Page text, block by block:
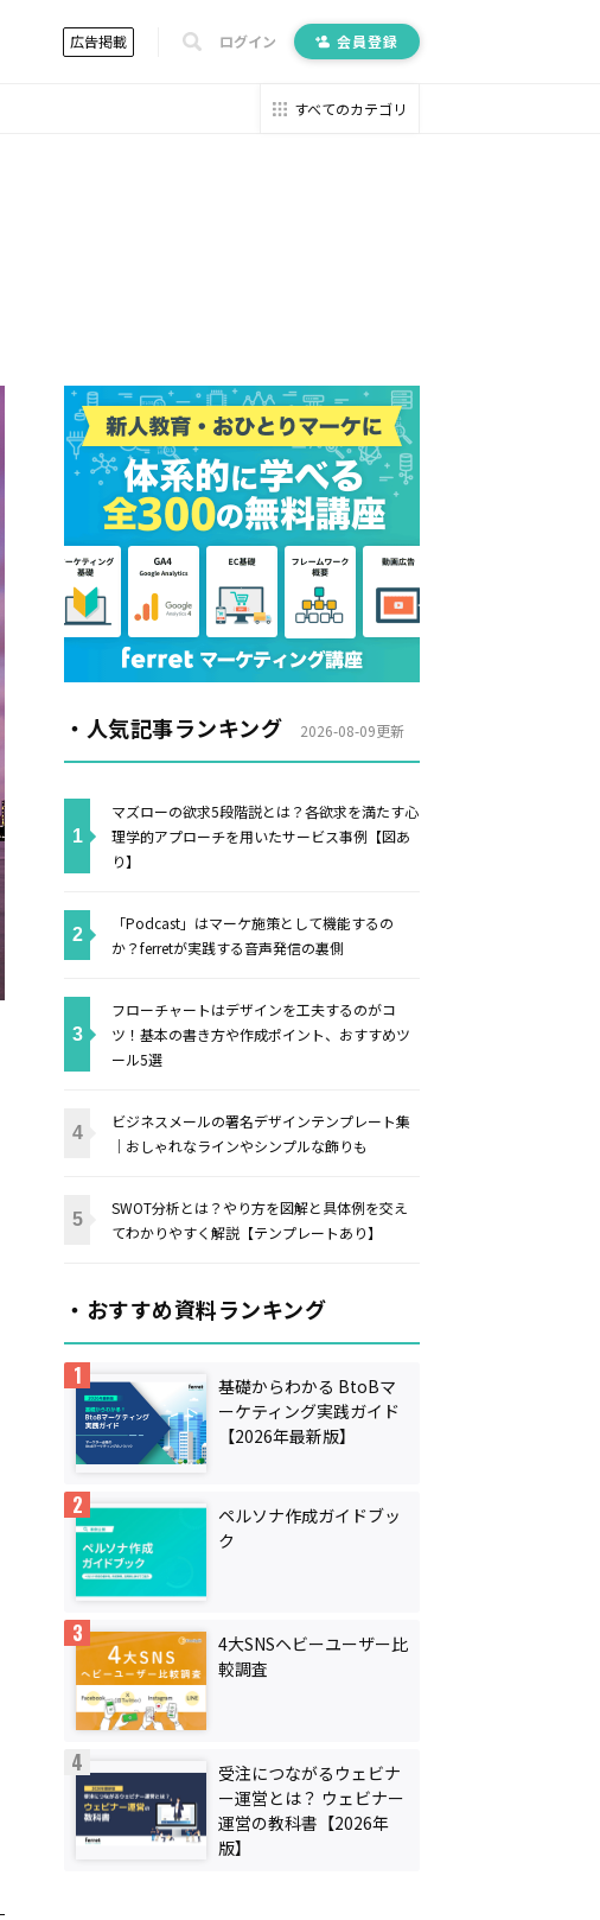
広告掲載 ログイン 会員登録
すべてのカテゴリ
・人気記事ランキング 2026-08-09更新
マズローの欲求5段階説とは？各欲求を満たす心
理学的アプローチを用いたサービス事例【図あ
り】
「Podcast」はマーケ施策として機能するの
か？ferretが実践する音声発信の裏側
フローチャートはデザインを工夫するのがコ
ツ！基本の書き方や作成ポイント、おすすめツ
ール5選
ビジネスメールの署名デザインテンプレート集
｜おしゃれなラインやシンプルな飾りも
SWOT分析とは？やり方を図解と具体例を交え
てわかりやすく解説【テンプレートあり】
・おすすめ資料ランキング
基礎からわかる BtoBマ
ーケティング実践ガイド
【2026年最新版】
ペルソナ作成ガイドブッ
ク
4大SNSヘビーユーザー比
較調査
受注につながるウェビナ
ー運営とは？ ウェビナー
運営の教科書【2026年
版】